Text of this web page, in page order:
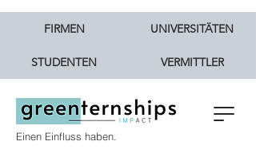
Einen Einfluss haben.
FIRMEN UNIVERSITÄTEN
STUDENTEN VERMITTLER